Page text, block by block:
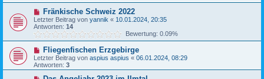
Fränkische Schweiz 2022
Letzter Beitrag von yannik « 10.01.2024, 20:35
Antworten: 14
Bewertung: 0.09%
Fliegenfischen Erzgebirge
Letzter Beitrag von aspius aspius « 06.01.2024, 08:29
Antworten: 3